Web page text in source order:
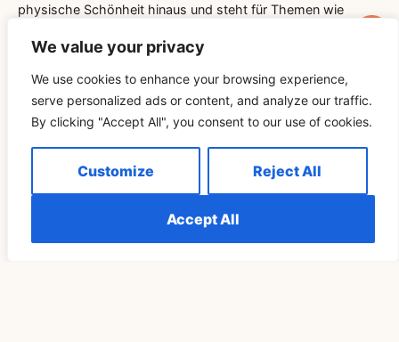
We value your privacy
We use cookies to enhance your browsing experience,
serve personalized ads or content, and analyze our traffic.
By clicking "Accept All", you consent to our use of cookies.
Customize Reject All
Accept All
physische Schönheit hinaus und steht für Themen wie
Frieden. Als eine Farbe, die eng mit dem
und die Pflege von uns selbst und anderen.
Wenn Sie Rosa in Ihr Leben integrieren
, sei es durch das
Tragen von Rosa, die Verwendung vonrosa Kristallenoder
die Meditation mitrosa Licht, können Sie Ihr emotionales
Gleichgewicht fördern, Ihr
spirituelles Wachstum
unterstützen und sich mit der kraftvollen Energie der Liebe
verbinden.
Kraft der Farbe RosaSie auf Ihrer